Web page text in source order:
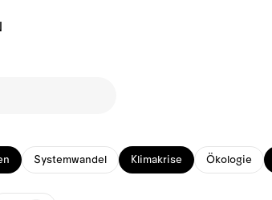
Systemwandel Klimakrise Ökologie